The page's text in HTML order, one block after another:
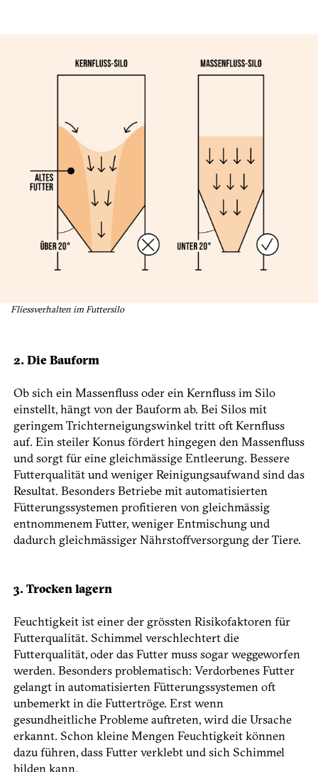
Fliessverhalten im Futtersilo
2. Die Bauform
Ob sich ein Massenfluss oder ein Kernfluss im Silo
einstellt, hängt von der Bauform ab. Bei Silos mit
geringem Trichterneigungswinkel tritt oft Kernfluss
auf. Ein steiler Konus fördert hingegen den Massenfluss
und sorgt für eine gleichmässige Entleerung. ­Bessere
Futterqualität und weniger Reinigungsaufwand sind das
Resultat. Besonders Betriebe mit automatisierten
Fütterungssystemen profitieren von gleichmässig
entnommenem Futter, weniger Entmischung und
dadurch gleichmässiger Nährstoffversorgung der Tiere.
3. Trocken lagern
Feuchtigkeit ist einer der grössten Risikofaktoren für
Futterqualität. Schimmel verschlechtert die
Futterqualität, oder das Futter muss sogar weggeworfen
werden. Besonders problematisch: Verdorbenes Futter
gelangt in automatisierten Fütterungssystemen oft
unbemerkt in die Futtertröge. Erst wenn
gesundheitliche Probleme auftreten, wird die Ursache
erkannt. Schon kleine Mengen Feuchtigkeit können
dazu führen, dass Futter verklebt und sich Schimmel
bilden kann.